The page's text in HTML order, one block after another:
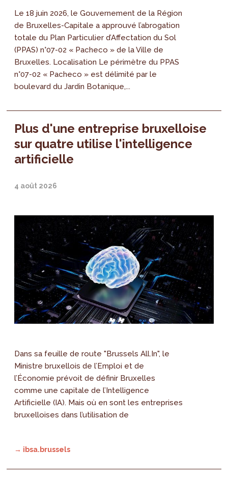
Le 18 juin 2026, le Gouvernement de la Région
de Bruxelles-Capitale a approuvé l’abrogation
totale du Plan Particulier d’Affectation du Sol
(PPAS) n°07-02 « Pacheco » de la Ville de
Bruxelles. Localisation Le périmètre du PPAS
n°07-02 « Pacheco » est délimité par le
boulevard du Jardin Botanique,...
Plus d'une entreprise bruxelloise
sur quatre utilise l'intelligence
artificielle
4 août 2026
Dans sa feuille de route "Brussels All.In", le
Ministre bruxellois de l’Emploi et de
l’Économie prévoit de définir Bruxelles
comme une capitale de l’Intelligence
Artificielle (IA). Mais où en sont les entreprises
bruxelloises dans l’utilisation de
→ ibsa.brussels